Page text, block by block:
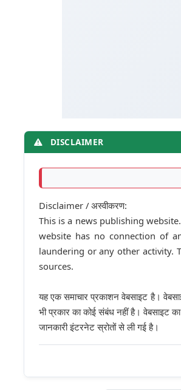
DISCLAIMER
Disclaimer / अस्वीकरण:
This is a news publishing
website has no connection of
laundering or any other activity.
sources.
यह एक समाचार प्रकाशन वेबसाइट है।
भी प्रकार का कोई संबंध नहीं है। वेबसाइट
जानकारी इंटरनेट स्रोतों से ली गई है।